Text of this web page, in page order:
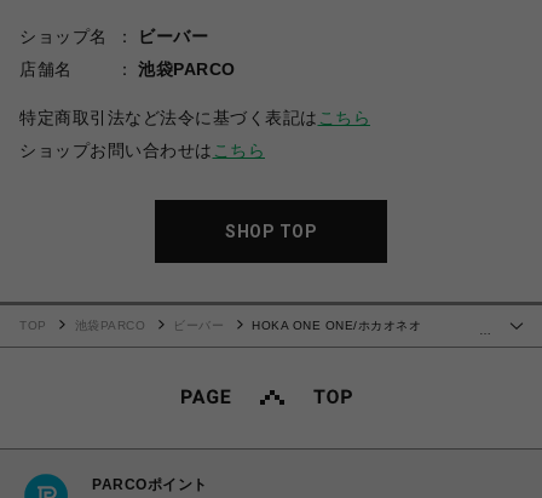
ショップ名
ビーバー
店舗名
池袋PARCO
特定商取引法など法令に基づく表記は こちら
ショップお問い合わせは こちら
SHOP TOP
TOP 池袋PARCO ビーバー
HOKA ONE ONE/ホカオネオ
PARCOポイント